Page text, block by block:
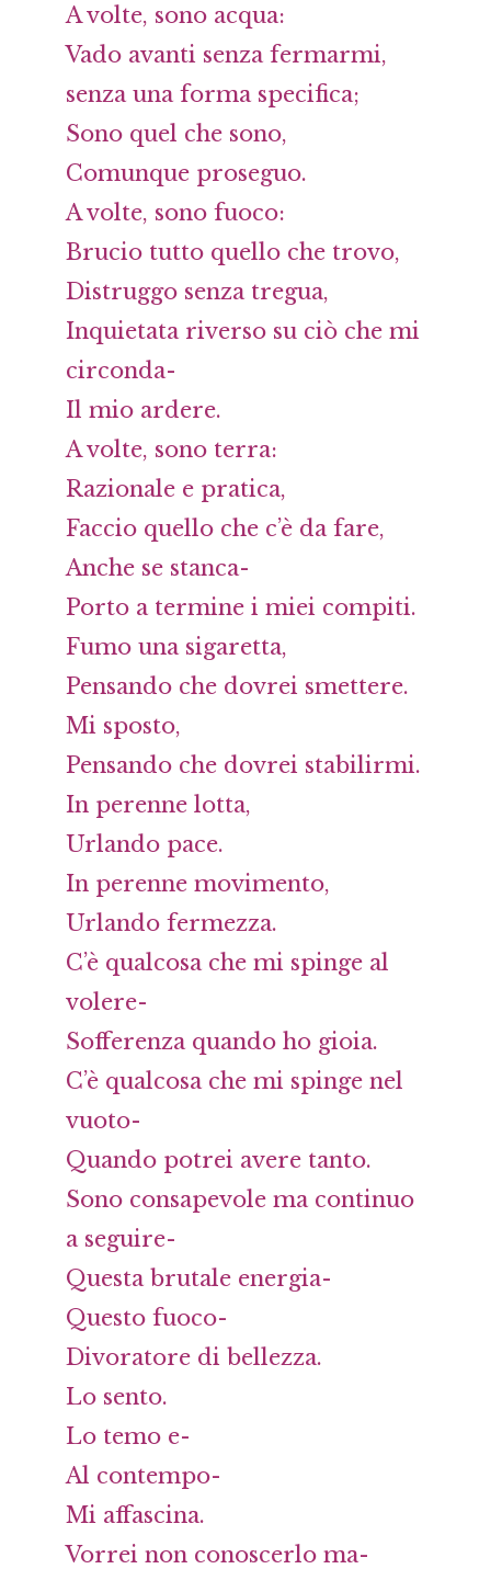
A volte, sono acqua:
Vado avanti senza fermarmi,
senza una forma specifica;
Sono quel che sono,
Comunque proseguo.
A volte, sono fuoco:
Brucio tutto quello che trovo,
Distruggo senza tregua,
Inquietata riverso su ciò che mi
circonda-
Il mio ardere.
A volte, sono terra:
Razionale e pratica,
Faccio quello che c’è da fare,
Anche se stanca-
Porto a termine i miei compiti.
Fumo una sigaretta,
Pensando che dovrei smettere.
Mi sposto,
Pensando che dovrei stabilirmi.
In perenne lotta,
Urlando pace.
In perenne movimento,
Urlando fermezza.
C’è qualcosa che mi spinge al
volere-
Sofferenza quando ho gioia.
C’è qualcosa che mi spinge nel
vuoto-
Quando potrei avere tanto.
Sono consapevole ma continuo
a seguire-
Questa brutale energia-
Questo fuoco-
Divoratore di bellezza.
Lo sento.
Lo temo e-
Al contempo-
Mi affascina.
Vorrei non conoscerlo ma-